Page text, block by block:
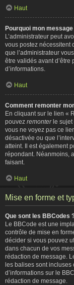
Haut
Pourquoi mon
L’administrateur peut
vous postez nécessitent
que l’administrateur
être validés avant d’être
d’informations.
Haut
Comment remonter
En cliquant sur le lien «
pouvez remonterle sujet
vous ne voyez pas ce
désactivée ou que
atteint. Il est également
répondant. Néanmoins,
faisant.
Haut
Mise en forme et
Que sont les BBCodes
Le BBCode est une
contrôle de mise en
décider si vous pouvez
dans chacun de vos
rédaction de message.
les balises sont incluses
d’informations sur le
rédaction de message.